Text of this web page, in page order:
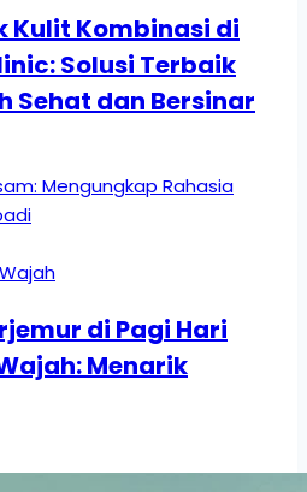
Kulit Kombinasi di
Solusi Terbaik
Sehat dan Bersinar
di Pagi Hari
Menarik